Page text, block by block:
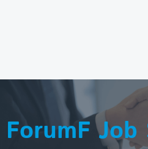
ForumF